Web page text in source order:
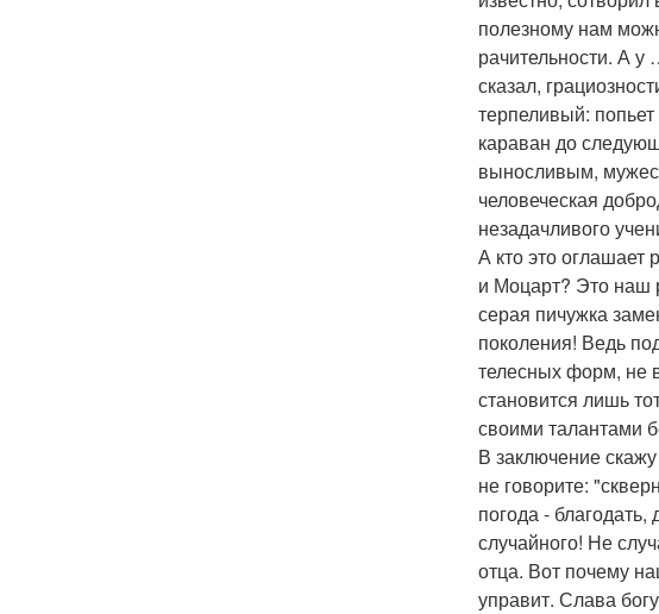
полезному нам
рачительности. А у
сказал,
терпеливый:
караван до
выносливым,
человеческая
незадачливого
А кто это
и Моцарт? Это наш
серая пичужка
поколения! Ведь
телесных форм, не
становится лишь
своими талантами
В заключение
не говорите:
погода -
случайного! Не
отца. Вот почему
управит. Слава